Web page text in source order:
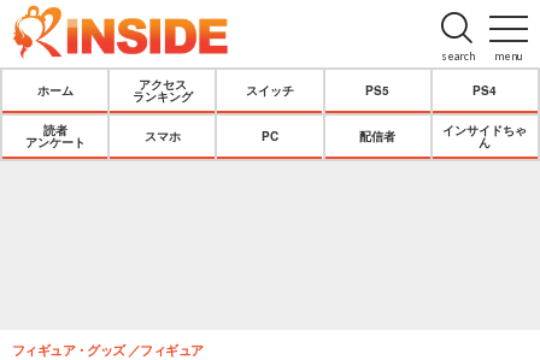
menu
search
ホーム
アクセス
ランキング
スイッチ PS5 PS4
読者
アンケート
スマホ PC 配信者
インサイドちゃ
ん
フィギュア・グッズ フィギュア